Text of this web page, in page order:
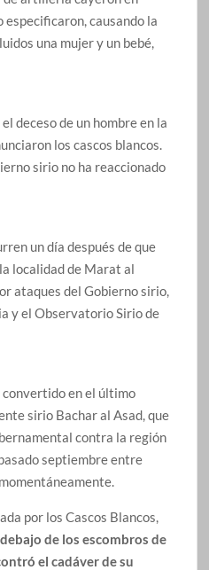
causando la
una mujer y un bebé,
deceso de un hombre en la
los cascos blancos.
sirio no ha reaccionado
un día después de que
localidad de Marat al
ataques del Gobierno sirio,
y el Observatorio Sirio de
convertido en el último
sirio Bachar al Asad, que
contra la región
septiembre entre
por los Cascos Blancos,
de los escombros de
el cadáver de su